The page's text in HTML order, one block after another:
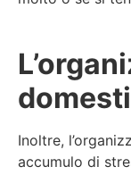
Inoltre,
accumulo di